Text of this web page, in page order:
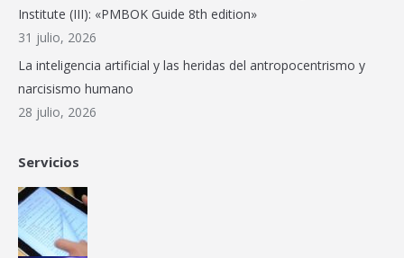
Institute (III): «PMBOK Guide 8th edition»
31 julio, 2026
La inteligencia artificial y las heridas del antropocentrismo y
narcisismo humano
28 julio, 2026
Servicios